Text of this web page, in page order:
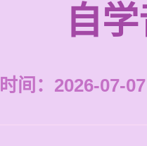
自
时间：2026-07-